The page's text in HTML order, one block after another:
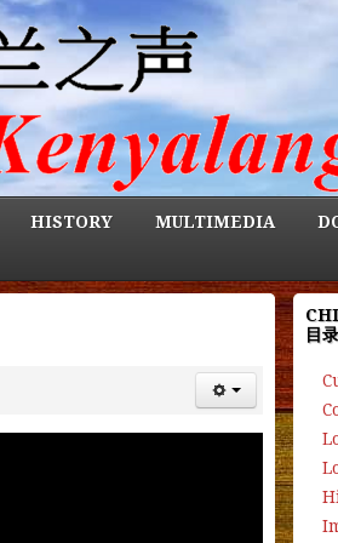
HISTORY MULTIMEDIA
目录